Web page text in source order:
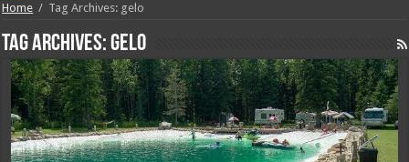
Home / Tag Archives: gelo
Tag Archives:gelo